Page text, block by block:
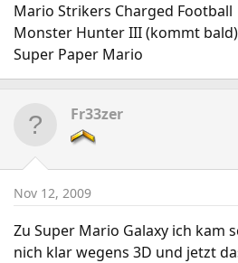
Mario Strikers Charged Football
Monster Hunter III (kommt bald)
Super Paper Mario
Fr33zer
Nov 12, 2009
Zu Super Mario Galaxy ich kam
nich klar wegens 3D und jetzt